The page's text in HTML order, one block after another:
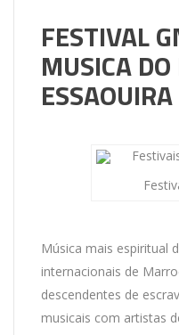
FESTIVAL
MUSICA
ESSAOUIRA
Música mais espiritual
internacionais de
descendentes de
musicais com artistas